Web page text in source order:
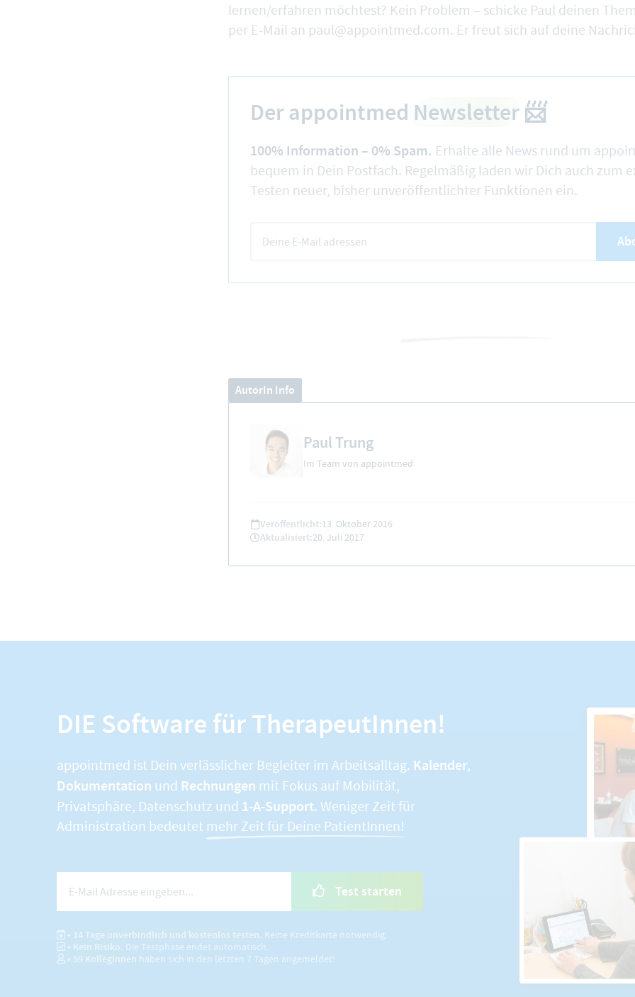
lernen/erfahren möchtest? Kein Problem – schicke Paul deinen
per E-Mail an paul@appointmed.com. Er freut sich auf deine
Der appointmed Newsletter📨
100% Information – 0% Spam. Erhalte alle News rund um
bequem in Dein Postfach. Regelmäßig laden wir Dich auch zum
Testen neuer, bisher unveröffentlichter Funktionen ein.
AutorIn Info
Paul Trung
Im Team von appointmed
Veröffentlicht:13. Oktober 2016
Aktualisiert:20. Juli 2017
DIE Software für TherapeutInnen!
appointmed ist Dein verlässlicher Begleiter im Arbeitsalltag. Kalender,
Dokumentation und Rechnungen mit Fokus auf Mobilität,
Privatsphäre, Datenschutz und 1-A-Support. Weniger Zeit für
Administration bedeutet mehr Zeit für Deine PatientInnen!
Test starten
• 14 Tage unverbindlich und kostenlos testen. Keine Kreditkarte notwendig.
• Kein Risiko. Die Testphase endet automatisch.
• 59 KollegInnen haben sich in den letzten 7 Tagen angemeldet!